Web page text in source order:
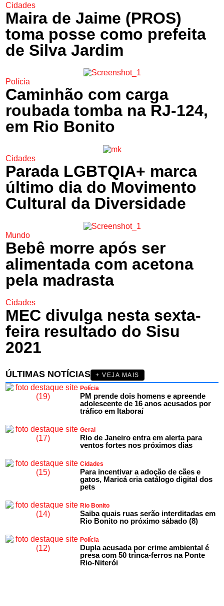
Cidades
Maira de Jaime (PROS)
toma posse como prefeita
de Silva Jardim
Polícia
Caminhão com carga
roubada tomba na RJ-124,
em Rio Bonito
Cidades
Parada LGBTQIA+ marca
último dia do Movimento
Cultural da Diversidade
Mundo
Bebê morre após ser
alimentada com acetona
pela madrasta
Cidades
MEC divulga nesta sexta-
feira resultado do Sisu
2021
ÚLTIMAS NOTÍCIAS
+ VEJA MAIS
Polícia
PM prende dois homens e apreende
adolescente de 16 anos acusados por
tráfico em Itaboraí
Geral
Rio de Janeiro entra em alerta para
ventos fortes nos próximos dias
Cidades
Para incentivar a adoção de cães e
gatos, Maricá cria catálogo digital dos
pets
Rio Bonito
Saiba quais ruas serão interditadas em
Rio Bonito no próximo sábado (8)
Polícia
Dupla acusada por crime ambiental é
presa com 50 trinca-ferros na Ponte
Rio-Niterói